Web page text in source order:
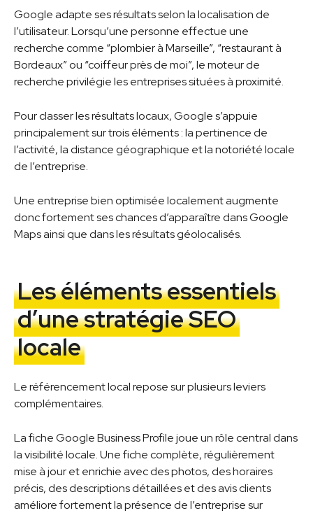
Google adapte ses résultats selon la localisation de
l’utilisateur. Lorsqu’une personne effectue une
recherche comme “plombier à Marseille”, “restaurant à
Bordeaux” ou “coiffeur près de moi”, le moteur de
recherche privilégie les entreprises situées à proximité.
Pour classer les résultats locaux, Google s’appuie
principalement sur trois éléments : la pertinence de
l’activité, la distance géographique et la notoriété locale
de l’entreprise.
Une entreprise bien optimisée localement augmente
donc fortement ses chances d’apparaître dans Google
Maps ainsi que dans les résultats géolocalisés.
Les éléments essentiels
d’une stratégie SEO
locale
Le référencement local repose sur plusieurs leviers
complémentaires.
La fiche Google Business Profile joue un rôle central dans
la visibilité locale. Une fiche complète, régulièrement
mise à jour et enrichie avec des photos, des horaires
précis, des descriptions détaillées et des avis clients
améliore fortement la présence de l’entreprise sur